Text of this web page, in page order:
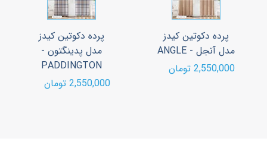
پرده دکوتین کیدز
مدل آنجل - ANGLE
2,550,000 تومان
پرده دکوتین کیدز
مدل پدینگتون -
PADDINGTON
2,550,000 تومان